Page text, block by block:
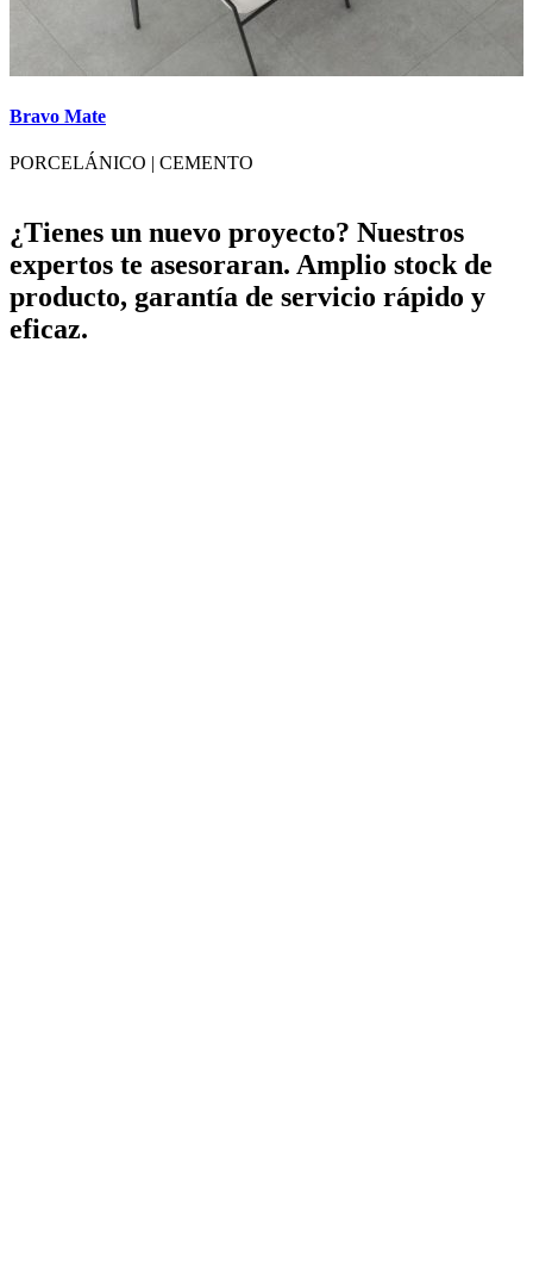
Bravo Mate
PORCELÁNICO CEMENTO
¿Tienes un nuevo proyecto? Nuestros
expertos te asesoraran. Amplio stock de
producto, garantía de servicio rápido y
eficaz.